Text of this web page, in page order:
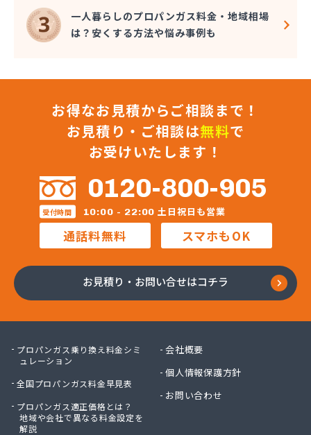
株式会社星医療酸器
株式会社青路商会
株式会社石井商店
株式会社池田明商店
株式会社朝日屋商店
株式会社田口興産
株式会社田島 八王子営業所
株式会社田島商店
株式会社東京文化総業
株式会社栃木屋商店
株式会社内田商店
株式会社鍋屋斉藤商店
株式会社八木商店
株式会社福田屋
株式会社米沢商店
株式会社豊島商会
株式会社木村徳蔵商店
株式会社野口商店
一人暮らしのプロパンガス料金・地域相場
は？安くする方法や悩み事例も
お得なお見積からご相談まで！
お見積り・ご相談は無料で
お受けいたします！
0120-800-905
受付時間 10:00 - 22:00 土日祝日も営業
通話料無料 スマホもOK
お見積り・お問い合せはコチラ
プロパンガス乗り換え料金シミ
ュレーション
全国プロパンガス料金早見表
プロパンガス適正価格とは？
地域や会社で異なる料金設定を
解説
会社概要
個人情報保護方針
お問い合わせ